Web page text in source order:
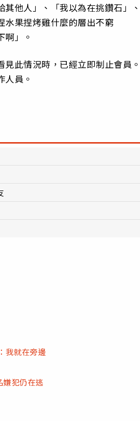
其他人」、「我以為在挑鑽石」
水果捏烤雞什麼的層出不窮
」。
此情況時，已經立即制止會員
員。
我就在旁邊
犯仍在逃